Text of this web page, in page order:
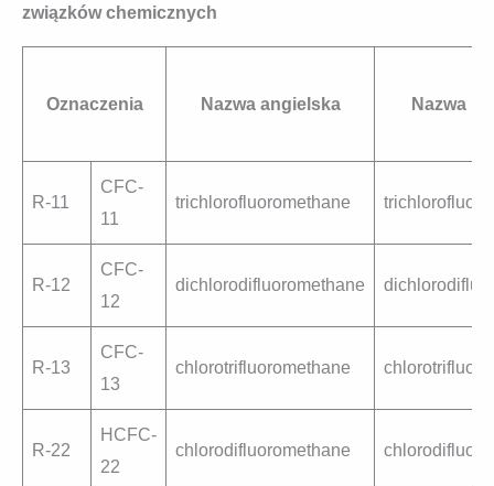
związków chemicznych
Oznaczenia Nazwa angielska Nazwa
R-11
CFC-
11
trichlorofluoromethane
R-12
CFC-
12
dichlorodifluoromethane
R-13
CFC-
13
chlorotrifluoromethane
R-22
HCFC-
22
chlorodifluoromethane